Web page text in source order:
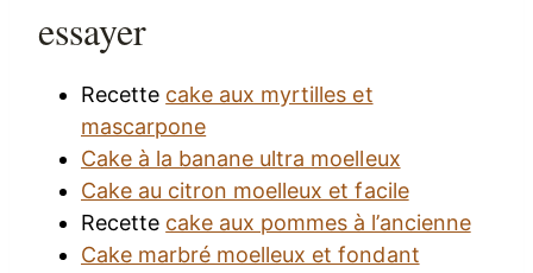
essayer
Recette cake aux myrtilles et
mascarpone
Cake à la banane ultra moelleux
Cake au citron moelleux et facile
Recette cake aux pommes à l’ancienne
Cake marbré moelleux et fondant